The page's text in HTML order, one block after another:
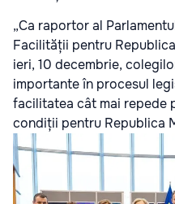
„Ca raportor al
Facilității pentru
ieri, 10 decembrie,
importante în procesul
facilitatea cât mai repede
condiții pentru Republica